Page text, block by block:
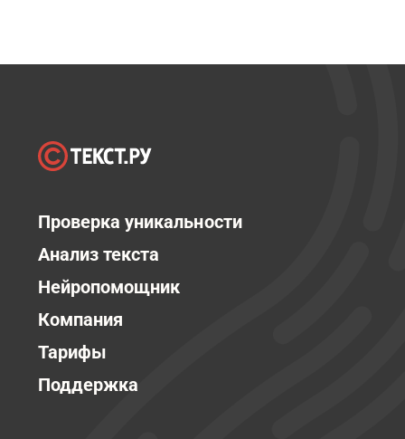
Проверка уникальности
Анализ текста
Нейропомощник
Компания
Тарифы
Поддержка